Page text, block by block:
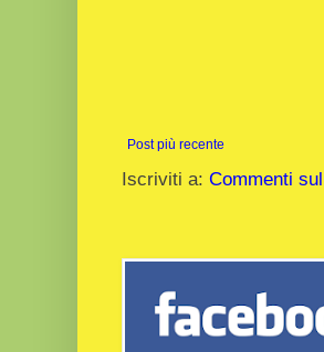
Post più recente
Iscriviti a: Commenti